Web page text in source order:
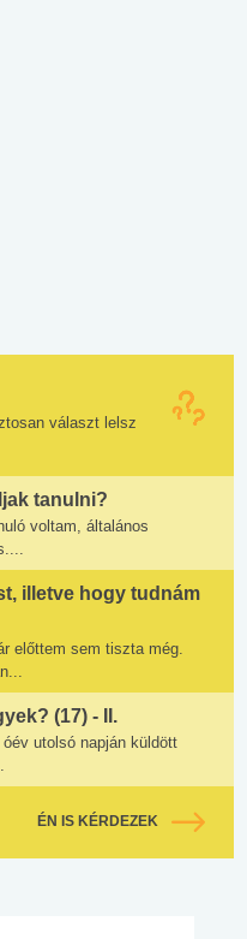
választ lelsz
tanulni?
voltam, általános
illetve hogy tudnám
előttem sem tiszta még.
(17) - II.
utolsó napján küldött
ÉN IS KÉRDEZEK